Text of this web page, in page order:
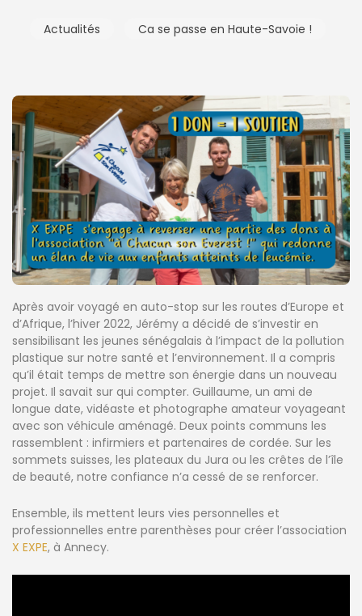
Actualités Ca se passe en Haute-Savoie !
Après avoir voyagé en auto-stop sur les routes d’Europe et
d’Afrique, l’hiver 2022, Jérémy a décidé de s’investir en
sensibilisant les jeunes sénégalais à l’impact de la pollution
plastique sur notre santé et l’environnement. Il a compris
qu’il était temps de mettre son énergie dans un nouveau
projet. Il savait sur qui compter. Guillaume, un ami de
longue date, vidéaste et photographe amateur voyageant
avec son véhicule aménagé. Deux points communs les
rassemblent : infirmiers et partenaires de cordée. Sur les
sommets suisses, les plateaux du Jura ou les crêtes de l’île
de beauté, notre confiance n’a cessé de se renforcer.
Ensemble, ils mettent leurs vies personnelles et
professionnelles entre parenthèses pour créer l’association
X EXPE, à Annecy.